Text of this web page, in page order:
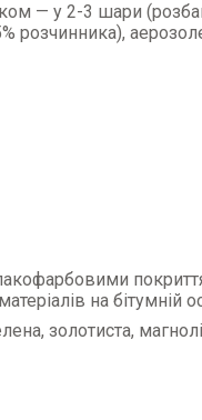
— у 2-3 шари
розчинника),
на бітумній
золотиста,